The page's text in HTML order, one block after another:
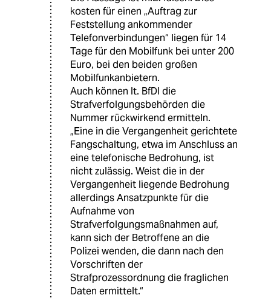
kosten für einen „Auftrag zur
Feststellung ankommender
Telefonverbindungen“ liegen für 14
Tage für den Mobilfunk bei unter 200
Euro, bei den beiden großen
Mobilfunkanbietern.
Auch können lt. BfDI die
Strafverfolgungsbehörden die
Nummer rückwirkend ermitteln.
„Eine in die Vergangenheit gerichtete
Fangschaltung, etwa im Anschluss an
eine telefonische Bedrohung, ist
nicht zulässig. Weist die in der
Vergangenheit liegende Bedrohung
allerdings Ansatzpunkte für die
Aufnahme von
Strafverfolgungsmaßnahmen auf,
kann sich der Betroffene an die
Polizei wenden, die dann nach den
Vorschriften der
Strafprozessordnung die fraglichen
Daten ermittelt.“